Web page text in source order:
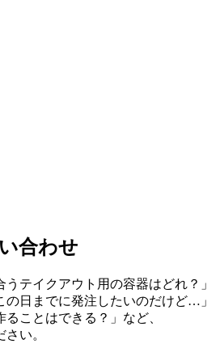
合わせ
うテイクアウト用の容器はどれ？」
の日までに発注したいのだけど…」
ることはできる？」など、
い。